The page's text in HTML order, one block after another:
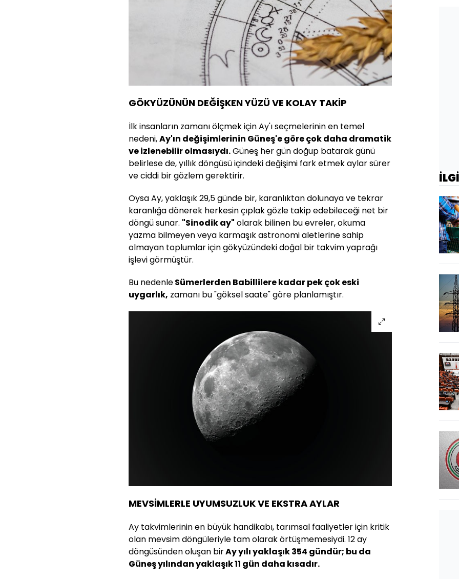
GÖKYÜZÜNÜN DEĞİŞKEN YÜZÜ VE KOLAY TAKİP
İlk insanların zamanı ölçmek için Ay'ı seçmelerinin en temel
nedeni,Ay'ın değişimlerinin Güneş'e göre çok daha dramatik
ve izlenebilir olmasıydı.Güneş her gün doğup batarak günü
belirlese de, yıllık döngüsü içindeki değişimi fark etmek aylar sürer
ve ciddi bir gözlem gerektirir.
Oysa Ay, yaklaşık 29,5 günde bir, karanlıktan dolunaya ve tekrar
karanlığa dönerek herkesin çıplak gözle takip edebileceği net bir
döngü sunar. "Sinodik ay" olarak bilinen bu evreler, okuma
yazma bilmeyen veya karmaşık astronomi aletlerine sahip
olmayan toplumlar için gökyüzündeki doğal bir takvim yaprağı
işlevi görmüştür.
Bu nedenleSümerlerden Babillilere kadar pek çok eski
uygarlık, zamanı bu "göksel saate" göre planlamıştır.
MEVSİMLERLE UYUMSUZLUK VE EKSTRA AYLAR
Ay takvimlerinin en büyük handikabı, tarımsal faaliyetler için kritik
olan mevsim döngüleriyle tam olarak örtüşmemesiydi. 12 ay
döngüsünden oluşan birAy yılı yaklaşık 354 gündür; bu da
Güneş yılından yaklaşık 11 gün daha kısadır.